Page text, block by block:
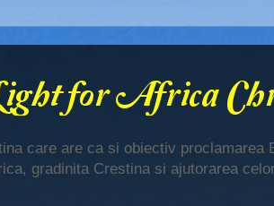
care are ca si obiectiv proclamarea
gradinita Crestina si ajutorarea